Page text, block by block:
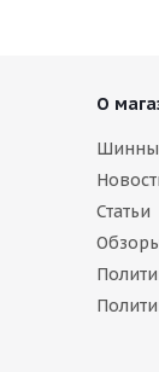
О
Статьи